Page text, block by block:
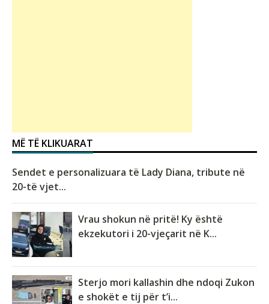
MË TË KLIKUARAT
Sendet e personalizuara të Lady Diana, tribute në
20-të vjet...
Vrau shokun në pritë! Ky është
ekzekutori i 20-vjeçarit në K...
Sterjo mori kallashin dhe ndoqi Zukon
e shokët e tij për t’i...